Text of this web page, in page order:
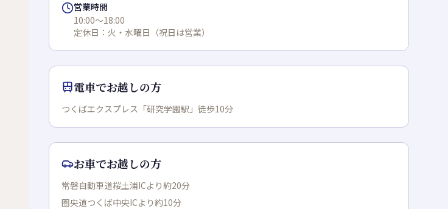
営業時間
10:00～18:00
定休日： 火・水曜日（祝日は営業）
電車でお越しの方
つくばエクスプレス「研究学園駅」徒歩10分
お車でお越しの方
常磐自動車道桜土浦ICより約20分
圏央道つくば中央ICより約10分